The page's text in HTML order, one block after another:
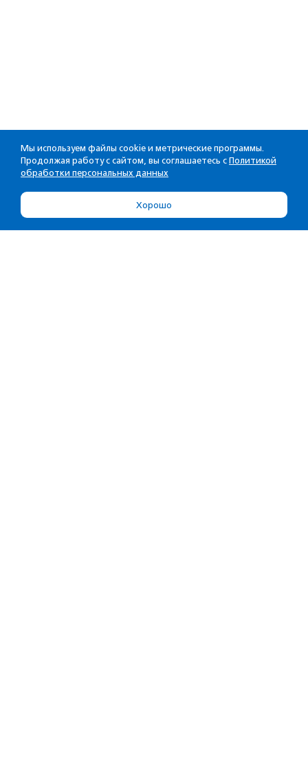
Мы используем файлы cookie и метрические программы.
Продолжая работу с сайтом, вы соглашаетесь с Политикой
обработки персональных данных
Хорошо